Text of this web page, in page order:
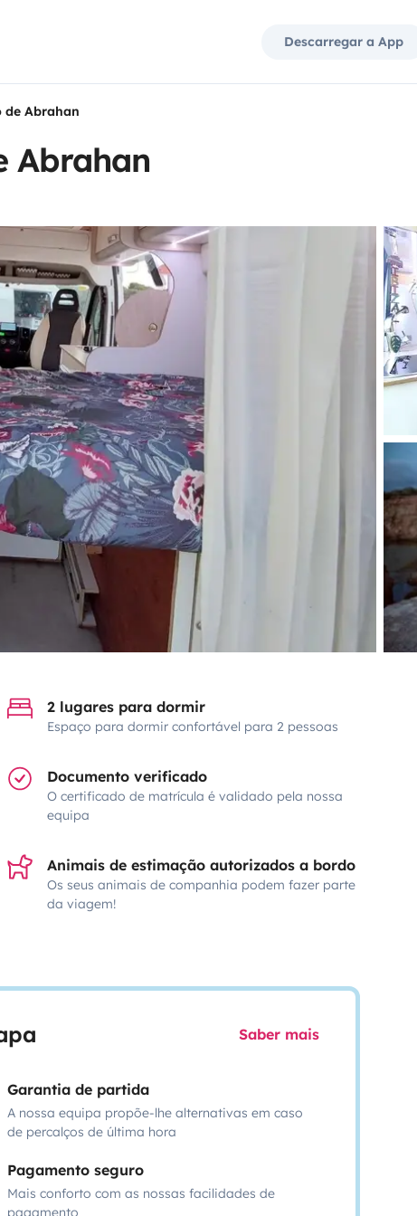
Descarregar a App
Abrahan
Abrahan
2 lugares para dormir
Espaço para dormir confortável para 2 pessoas
Documento verificado
O certificado de matrícula é validado pela nossa
equipa
Animais de estimação autorizados a bordo
Os seus animais de companhia podem fazer parte
da viagem!
Saber mais
Garantia de partida
A nossa equipa propõe-lhe alternativas em caso
de percalços de última hora
Pagamento seguro
Mais conforto com as nossas facilidades de
pagamento